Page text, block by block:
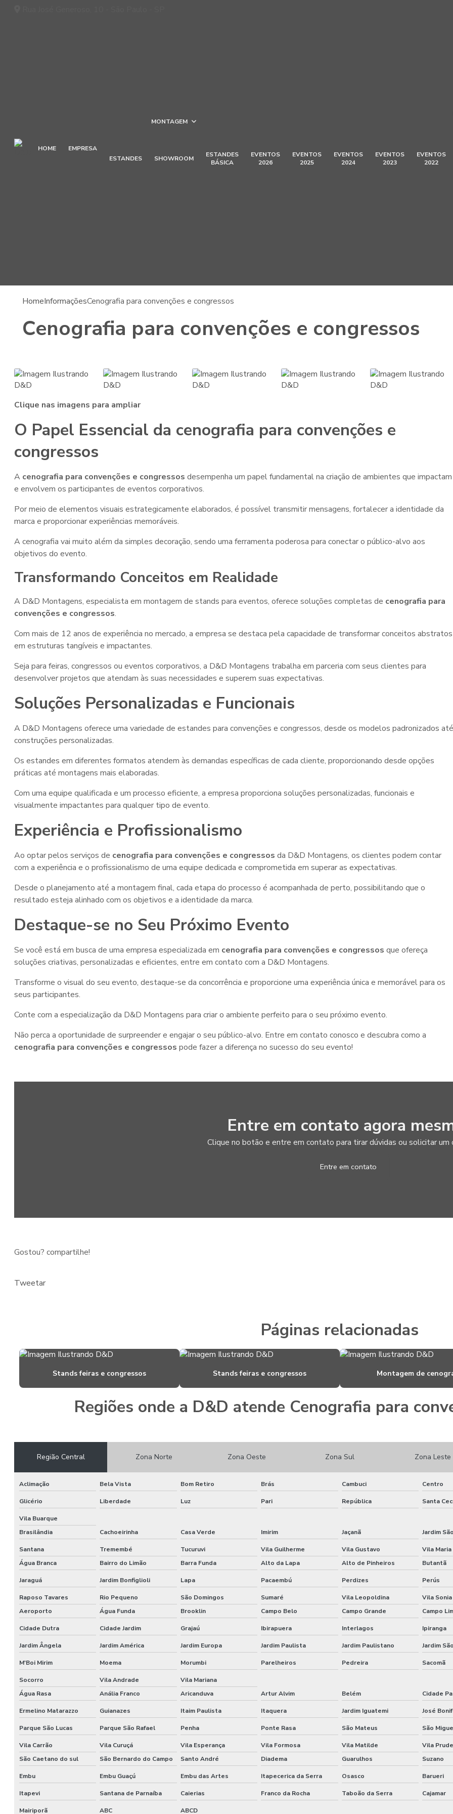
HOME EMPRESA
MONTAGEM
ESTANDES SHOWROOM
ESTANDES
BÁSICA
EVENTOS
2026
EVENTOS
2025
EVENTOS
2024
EVENTOS
2023
EVENTOS
2022
HomeInformaçõesCenografia para convenções e congressos
Cenografia para convenções e congressos
Clique nas imagens para ampliar
O Papel Essencial da cenografia para convenções e
congressos
A cenografia para convenções e congressos desempenha um papel fundamental na criação de ambientes que impactam
e envolvem os participantes de eventos corporativos.
Por meio de elementos visuais estrategicamente elaborados, é possível transmitir mensagens, fortalecer a identidade da
marca e proporcionar experiências memoráveis.
A cenografia vai muito além da simples decoração, sendo uma ferramenta poderosa para conectar o público-alvo aos
objetivos do evento.
Transformando Conceitos em Realidade
A D&D Montagens, especialista em montagem de stands para eventos, oferece soluções completas de cenografia para
convenções e congressos.
Com mais de 12 anos de experiência no mercado, a empresa se destaca pela capacidade de transformar conceitos abstratos
em estruturas tangíveis e impactantes.
Seja para feiras, congressos ou eventos corporativos, a D&D Montagens trabalha em parceria com seus clientes para
desenvolver projetos que atendam às suas necessidades e superem suas expectativas.
Soluções Personalizadas e Funcionais
A D&D Montagens oferece uma variedade de estandes para convenções e congressos, desde os modelos padronizados até
construções personalizadas.
Os estandes em diferentes formatos atendem às demandas específicas de cada cliente, proporcionando desde opções
práticas até montagens mais elaboradas.
Com uma equipe qualificada e um processo eficiente, a empresa proporciona soluções personalizadas, funcionais e
visualmente impactantes para qualquer tipo de evento.
Experiência e Profissionalismo
Ao optar pelos serviços de cenografia para convenções e congressos da D&D Montagens, os clientes podem contar
com a experiência e o profissionalismo de uma equipe dedicada e comprometida em superar as expectativas.
Desde o planejamento até a montagem final, cada etapa do processo é acompanhada de perto, possibilitando que o
resultado esteja alinhado com os objetivos e a identidade da marca.
Destaque-se no Seu Próximo Evento
Se você está em busca de uma empresa especializada em cenografia para convenções e congressos que ofereça
soluções criativas, personalizadas e eficientes, entre em contato com a D&D Montagens.
Transforme o visual do seu evento, destaque-se da concorrência e proporcione uma experiência única e memorável para os
seus participantes.
Conte com a especialização da D&D Montagens para criar o ambiente perfeito para o seu próximo evento.
Não perca a oportunidade de surpreender e engajar o seu público-alvo. Entre em contato conosco e descubra como a
cenografia para convenções e congressos pode fazer a diferença no sucesso do seu evento!
Entre em contato agora
Clique no botão e entre em contato para tirar dúvidas ou solicitar um
Entre em contato
Gostou? compartilhe!
Tweetar
Páginas relacionadas
Stands feiras e congressos Stands feiras e congressos Montagem de
Regiões onde a D&D atende Cenografia para
Região Central Zona Norte Zona Oeste Zona Sul Zona Leste
Aclimação Bela Vista Bom Retiro Brás Cambuci Centro
Glicério Liberdade Luz Pari República Santa
Vila Buarque
Brasilândia
Cachoeirinha Casa Verde Imirim Jaçanã Jardim
Santana Tremembé Tucuruvi Vila Guilherme Vila Gustavo Vila Maria
Água Branca
Bairro do Limão Barra Funda Alto da Lapa Alto de Pinheiros Butantã
Jaraguá Jardim Bonfiglioli Lapa Pacaembú Perdizes Perús
Raposo Tavares Rio Pequeno São Domingos Sumaré Vila Leopoldina
Vila Sonia
Aeroporto
Água Funda Brooklin Campo Belo Campo Grande Campo
Cidade Dutra Cidade Jardim Grajaú Ibirapuera Interlagos Ipiranga
Jardim Ângela Jardim América Jardim Europa Jardim Paulista Jardim Paulistano Jardim
M'Boi Mirim Moema Morumbi Parelheiros Pedreira Sacomã
Socorro Vila Andrade
Vila Mariana
Água Rasa
Anália Franco Aricanduva Artur Alvim Belém Cidade
Ermelino Matarazzo Guianazes Itaim Paulista Itaquera Jardim Iguatemi José
Parque São Lucas Parque São Rafael Penha Ponte Rasa São Mateus São
Vila Carrão Vila Curuçá Vila Esperança Vila Formosa Vila Matilde
Vila
São Caetano do sul
São Bernardo do Campo Santo André Diadema Guarulhos Suzano
Embu Embu Guaçú Embu das Artes Itapecerica da Serra Osasco Barueri
Itapevi Santana de Parnaíba Caierias Franco da Rocha Taboão da Serra Cajamar
Mairiporã ABC ABCD